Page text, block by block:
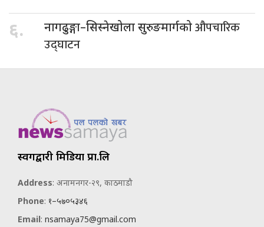
६. नागढुङ्गा–सिस्नेखोला सुरुङमार्गकोऔपचारिक
उद्घाटन
स्वर्गद्वारी मिडिया प्रा.लि
Address: अनामनगर-२९, काठमाडौ
Phone: १–५७०५३४६
Email: nsamaya75@gmail.com